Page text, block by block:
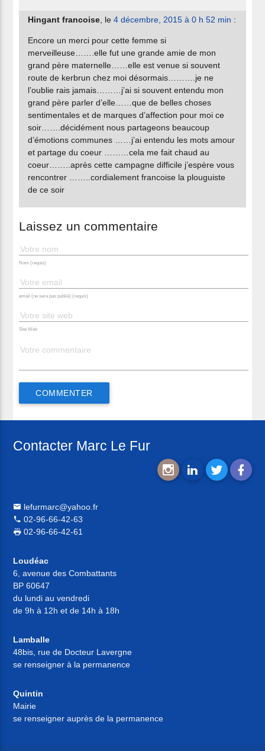
Hingant francoise , le4 décembre, 2015 à 0 h 52 min :
Encore un merci pour cette femme si
merveilleuse…….elle fut une grande amie de mon
grand père maternelle……elle est venue si souvent
route de kerbrun chez moi désormais……….je ne
l’oublie rais jamais………j’ai si souvent entendu mon
grand père parler d’elle……que de belles choses
sentimentales et de marques d’affection pour moi ce
soir…….décidément nous partageons beaucoup
d’émotions communes ……j’ai entendu les mots amour
et partage du coeur ………cela me fait chaud au
coeur……..après cette campagne difficile j’espère vous
rencontrer ……..cordialement francoise la plouguiste
de ce soir
Laissez un commentaire
Nom (requis)
email (ne sera pas publié) (requis)
Site Web
Contacter Marc Le Fur
lefurmarc@yahoo.fr
02-96-66-42-63
02-96-66-42-61
Loudéac
6, avenue des Combattants
BP 60647
du lundi au vendredi
de 9h à 12h et de 14h à 18h
Lamballe
48bis, rue de Docteur Lavergne
se renseigner à la permanence
Quintin
Mairie
se renseigner auprès de la permanence